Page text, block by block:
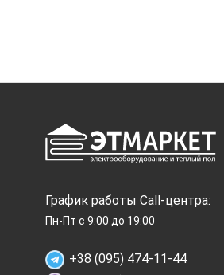
График работы Call-центра:
Пн-Пт с 9:00 до 19:00
+38 (095) 474-11-44